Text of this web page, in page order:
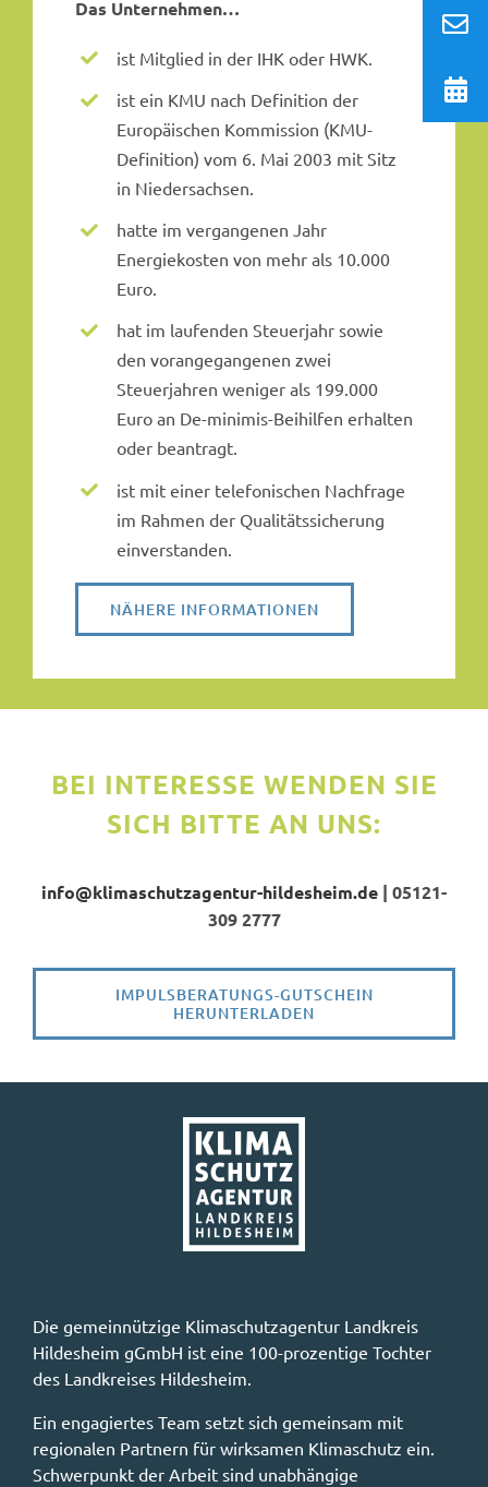
Das Unternehmen…
ist Mitglied in der IHK oder HWK.
ist ein KMU nach Definition der
Europäischen Kommission (KMU-
Definition) vom 6. Mai 2003 mit Sitz
in Niedersachsen.
hatte im vergangenen Jahr
Energiekosten von mehr als 10.000
Euro.
hat im laufenden Steuerjahr sowie
den vorangegangenen zwei
Steuerjahren weniger als 199.000
Euro an De-minimis-Beihilfen erhalten
oder beantragt.
ist mit einer telefonischen Nachfrage
im Rahmen der Qualitätssicherung
einverstanden.
NÄHERE INFORMATIONEN
BEI INTERESSE WENDEN SIE
SICH BITTE AN UNS:
info@klimaschutzagentur-hildesheim.de | 05121-
309 2777
IMPULSBERATUNGS-GUTSCHEIN
HERUNTERLADEN
Die gemeinnützige Klimaschutzagentur Landkreis
Hildesheim gGmbH ist eine 100-prozentige Tochter
des Landkreises Hildesheim.
Ein engagiertes Team setzt sich gemeinsam mit
regionalen Partnern für wirksamen Klimaschutz ein.
Schwerpunkt der Arbeit sind unabhängige